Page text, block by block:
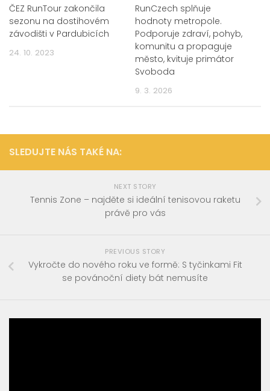
ČEZ RunTour zakončila
sezonu na dostihovém
závodišti v Pardubicích
24. 10. 2023
RunCzech splňuje
hodnoty metropole.
Podporuje zdraví, pohyb,
komunitu a propaguje
město, kvituje primátor
Svoboda
9. 3. 2026
SLEDUJTE NÁS TAKÉ NA:
NEXT STORY
Tennis Zone – najděte si ideální tenisovou raketu
právě pro vás
PREVIOUS STORY
Vykročte do nového roku ve formě: S tyčinkami Fit
se povánoční diety bát nemusíte